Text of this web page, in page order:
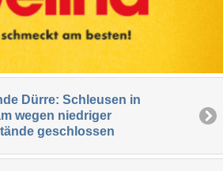
Dürre: Schleusen in
wegen niedriger
geschlossen